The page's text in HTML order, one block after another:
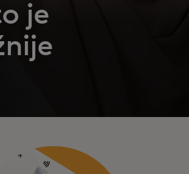
je